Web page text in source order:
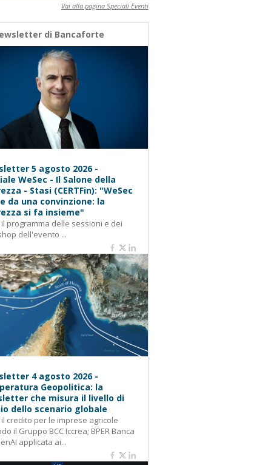
Vai alla pagina Speciali Eventi
di Bancaforte
5 agosto 2026 -
WeSec - Il Salone della
- Stasi (CERTFin): "WeSec
da una convinzione: la
si fa insieme"
il programma delle sessioni e dei
dell'evento ...
4 agosto 2026 -
Geopolitica: la
che misura il livello di
dello scenario globale
il credito per le imprese agricole
il Gruppo BCC Iccrea; BPER Banca
applicata ai...